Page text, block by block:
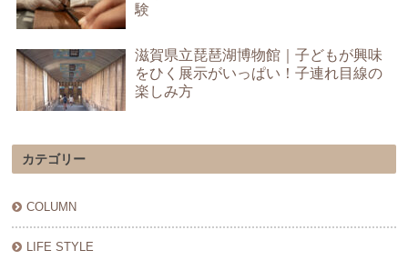
験
滋賀県立琵琶湖博物館｜子どもが興味
をひく展示がいっぱい！子連れ目線の
楽しみ方
カテゴリー
COLUMN
LIFE STYLE